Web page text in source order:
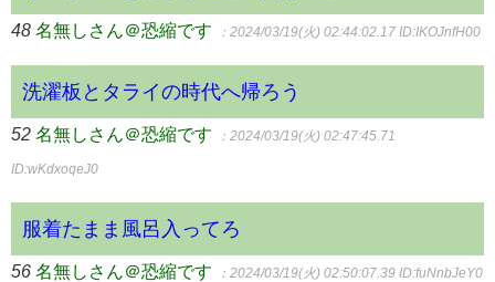
48 名無しさん＠恐縮です ：2024/03/19(火) 02:44:02.17 ID:IKOJnfH00
洗濯板とタライの時代へ帰ろう
52 名無しさん＠恐縮です ：2024/03/19(火) 02:47:45.71
ID:wKdxoqeJ0
服着たまま風呂入ってろ
56 名無しさん＠恐縮です ：2024/03/19(火) 02:50:07.39 ID:fuNnbJeY0